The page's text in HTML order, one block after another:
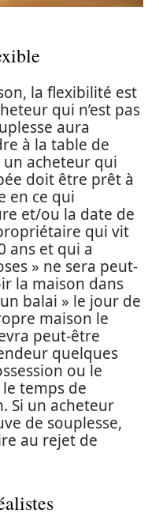
la flexibilité est
qui n’est pas
aura
à la table de
un acheteur qui
doit être prêt à
en ce qui
et/ou la date de
qui vit
ans et qui a
» ne sera peut-
la maison dans
balai » le jour de
maison le
peut-être
quelques
ou le
le temps de
Si un acheteur
de souplesse,
au rejet de